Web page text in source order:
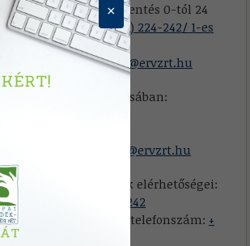
Központi hibabejelentés 0-tól 24
óráig: Telefon:+(80) 224-242/ 1-es
menüpont
diszpecser@ervzrt.hu
Miskolc vonatkozásában:
diszpecsermiskolc@ervzrt.hu
Ügyfélszolgálatunk elérhetőségei:
+(80) 224-242
Külföldről hívható telefonszám: +
×